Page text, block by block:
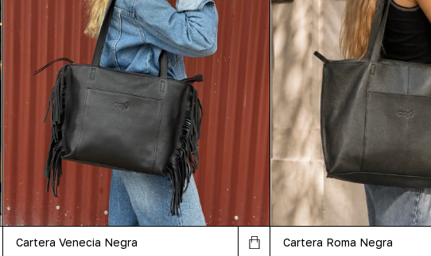
Cartera Venecia Negra Cartera Roma Negra